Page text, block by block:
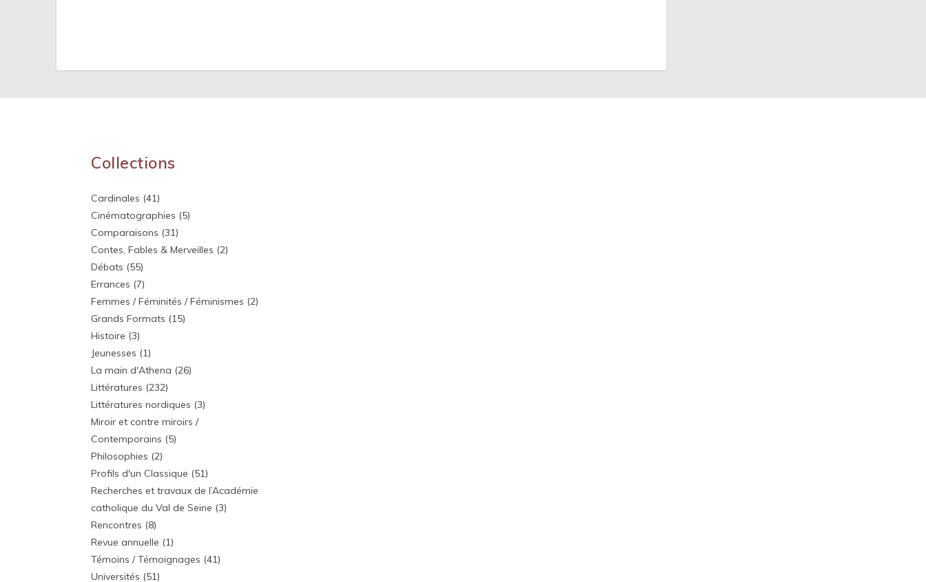
Collections
Cardinales (41)
Cinématographies (5)
Comparaisons (31)
Contes, Fables & Merveilles (2)
Débats (55)
Errances (7)
Femmes / Féminités / Féminismes (2)
Grands Formats (15)
Histoire (3)
Jeunesses (1)
La main d'Athena (26)
Littératures (232)
Littératures nordiques (3)
Miroir et contre miroirs /
Contemporains (5)
Philosophies (2)
Profils d'un Classique (51)
Recherches et travaux de l’Académie
catholique du Val de Seine (3)
Rencontres (8)
Revue annuelle (1)
Témoins / Témoignages (41)
Universités (51)